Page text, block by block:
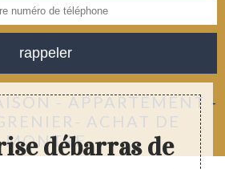
- APPARTEMENT -
ACHAT DE
MONTRE
débarras de